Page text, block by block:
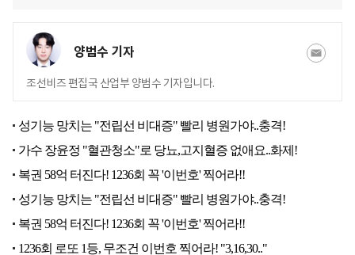
양범수 기자
조선비즈 편집국 산업부 양범수 기자입니다.